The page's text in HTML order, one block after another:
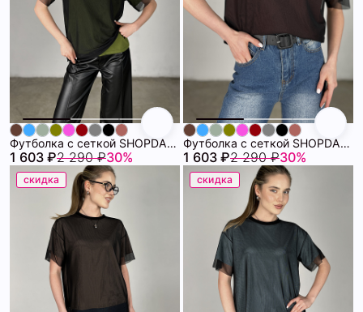
Футболка с сеткой SHOPDAANNA 72459678\434
1 603 ₽2 290 ₽30%
Футболка с сеткой SHOPDAANNA 72459678\428
1 603 ₽2 290 ₽30%
скидка скидка